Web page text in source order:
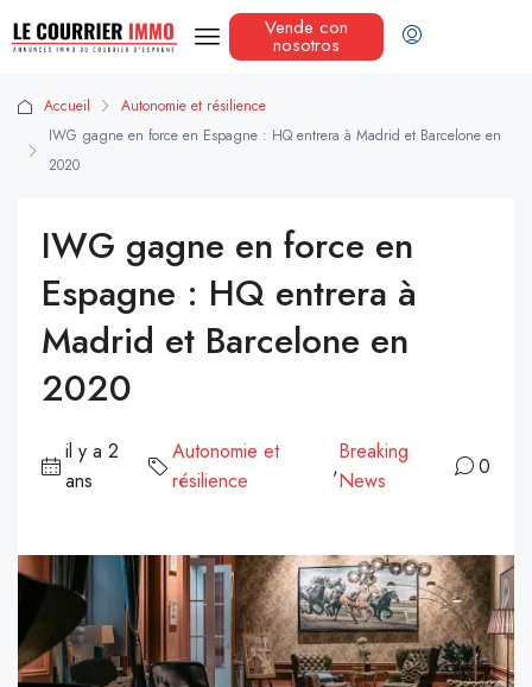
Vende con
nosotros
Accueil
Autonomie et résilience
IWG gagne en force en Espagne : HQ entrera à Madrid et Barcelone en
2020
IWG gagne en force en
Espagne : HQ entrera à
Madrid et Barcelone en
2020
il y a 2
ans
Autonomie et
résilience
,
Breaking
News
0